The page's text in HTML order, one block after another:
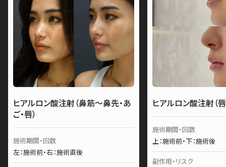
ヒアルロン酸注射（鼻筋～鼻先・あ
ご・唇）
施術期間・回数
左：施術前・右：施術直後
ヒアルロン酸注射（唇
施術期間・回数
上：施術前・下：施術後
副作用・リスク